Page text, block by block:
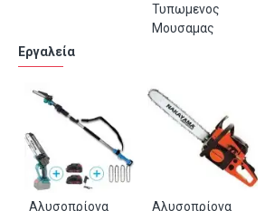
Τυπωμενος
Μουσαμας
Εργαλεία
Αλυσοπρίονα Αλυσοπρίονα